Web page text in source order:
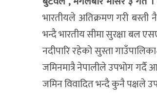
भारतीयले अतिक्रमण गरी
भन्दै भारतीय सीमा सुरक्षा बल
नदीपारि रहेको सुस्ता
जमिनमात्रै नेपालीले उपभोग
जमिन विवादित भन्दै कुनै पक्षले